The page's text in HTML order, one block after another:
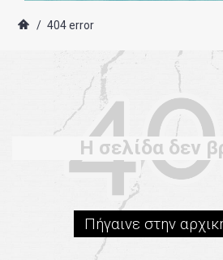
/ 404 error
Η σελίδα δεν
Πήγαινε στην